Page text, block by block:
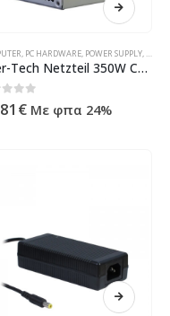
- ΚΙΝΗΤΉΣ ΤΗΛΕΦΩΝΊΑΣ -
, PC HARDWARE, POWER SUPPLY,
Inter-Tech Netzteil 350W Coba CES-350B 80+ 88882095
of 5
€ Με φπα 24%